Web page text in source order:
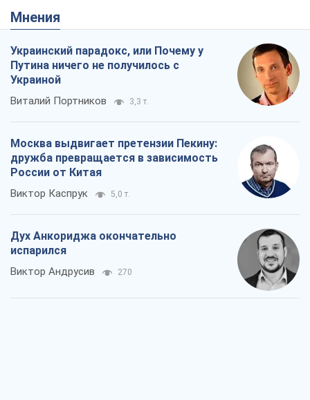
Мнения
Украинский парадокс, или Почему у
Путина ничего не получилось с
Украиной
Виталий Портников 3,3 т.
Москва выдвигает претензии Пекину:
дружба превращается в зависимость
России от Китая
Виктор Каспрук 5,0 т.
Дух Анкориджа окончательно
испарился
Виктор Андрусив 270